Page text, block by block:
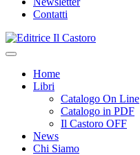
Contatti
Vai
al
Home
Libri
Catalogo On Line
Catalogo in PDF
Il Castoro OFF
News
Chi Siamo